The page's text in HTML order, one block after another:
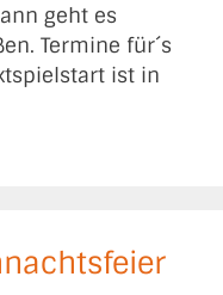
geht es
Termine für´s
ist in